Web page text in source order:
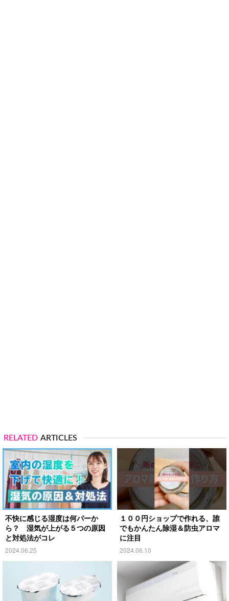
RELATED ARTICLES
不快に感じる湿度は何パーか
ら？ 湿気が上がる５つの原因
と対処法がコレ
2024.06.25
１００円ショップで作れる、誰
でもかんたん除湿＆防虫アロマ
に注目
2024.06.10